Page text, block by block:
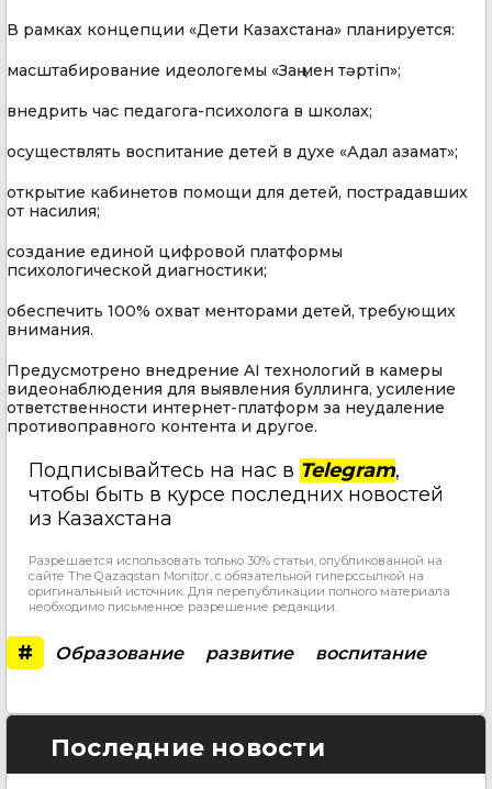
В рамках концепции «Дети Казахстана» планируется:
масштабирование идеологемы «Заң мен тәртіп»;
внедрить час педагога-психолога в школах;
осуществлять воспитание детей в духе «Адал азамат»;
открытие кабинетов помощи для детей, пострадавших
от насилия;
создание единой цифровой платформы
психологической диагностики;
обеспечить 100% охват менторами детей, требующих
внимания.
Предусмотрено внедрение AI технологий в камеры
видеонаблюдения для выявления буллинга, усиление
ответственности интернет-платформ за неудаление
противоправного контента и другое.
Подписывайтесь на нас в Telegram,
чтобы быть в курсе последних новостей
из Казахстана
Разрешается использовать только 30% статьи, опубликованной на
сайте The Qazaqstan Monitor, с обязательной гиперссылкой на
оригинальный источник. Для перепубликации полного материала
необходимо письменное разрешение редакции.
# Образование развитие воспитание
Последние новости